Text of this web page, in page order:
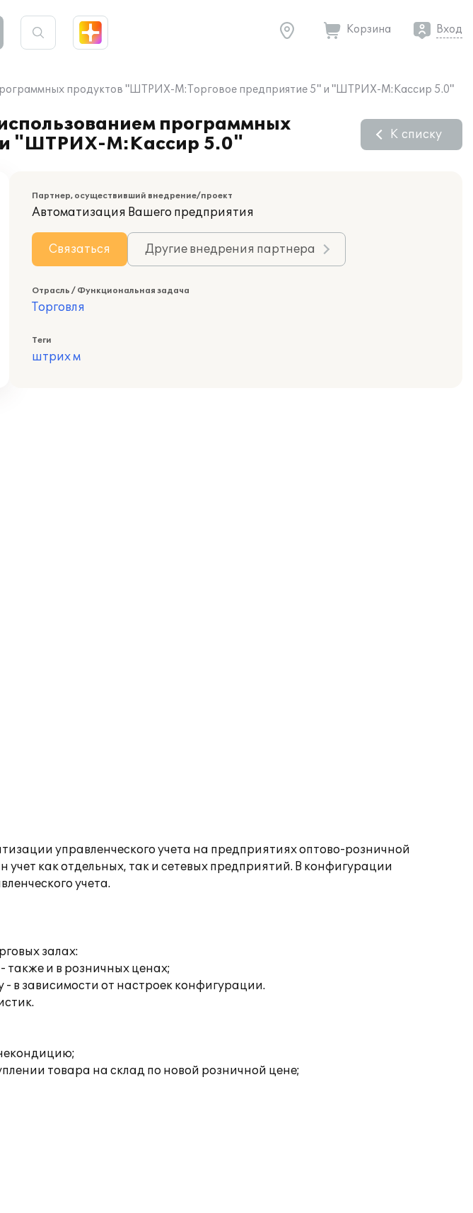
Корзина Вход
продуктов "ШТРИХ-М:Торговое предприятие 5" и "ШТРИХ-М:Кассир 5.0"
программных
и "ШТРИХ-М:Кассир 5.0"
К списку
Партнер, осуществивший внедрение/проект
Автоматизация Вашего предприятия
Связаться Другие внедрения партнера
Отрасль / Функциональная задача
Торговля
Теги
штрих м
управленческого учета на предприятиях оптово-розничной
как отдельных, так и сетевых предприятий. В конфигурации
учета.
залах:
также и в розничных ценах;
- в зависимости от настроек конфигурации.
товара на склад по новой розничной цене;